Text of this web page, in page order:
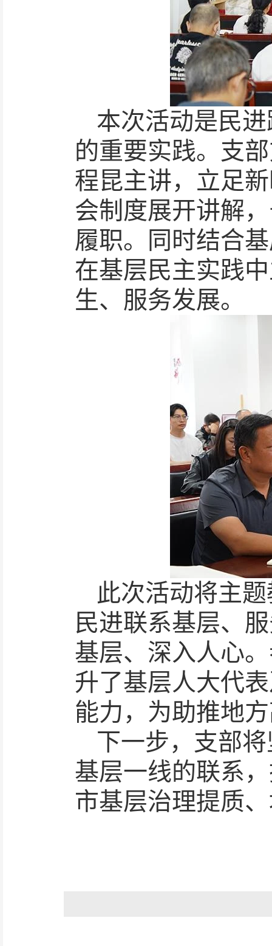
本次活动是民
的重要实践。支
程昆主讲，立足
会制度展开讲解
履职。同时结合
在基层民主实践
生、服务发展。
此次活动将主
民进联系基层、
基层、深入人心
升了基层人大代
能力，为助推地
下一步，支部
基层一线的联系
市基层治理提质